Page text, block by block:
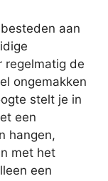
aan
regelmatig de
ongemakken
stelt je in
een
hangen,
met het
een